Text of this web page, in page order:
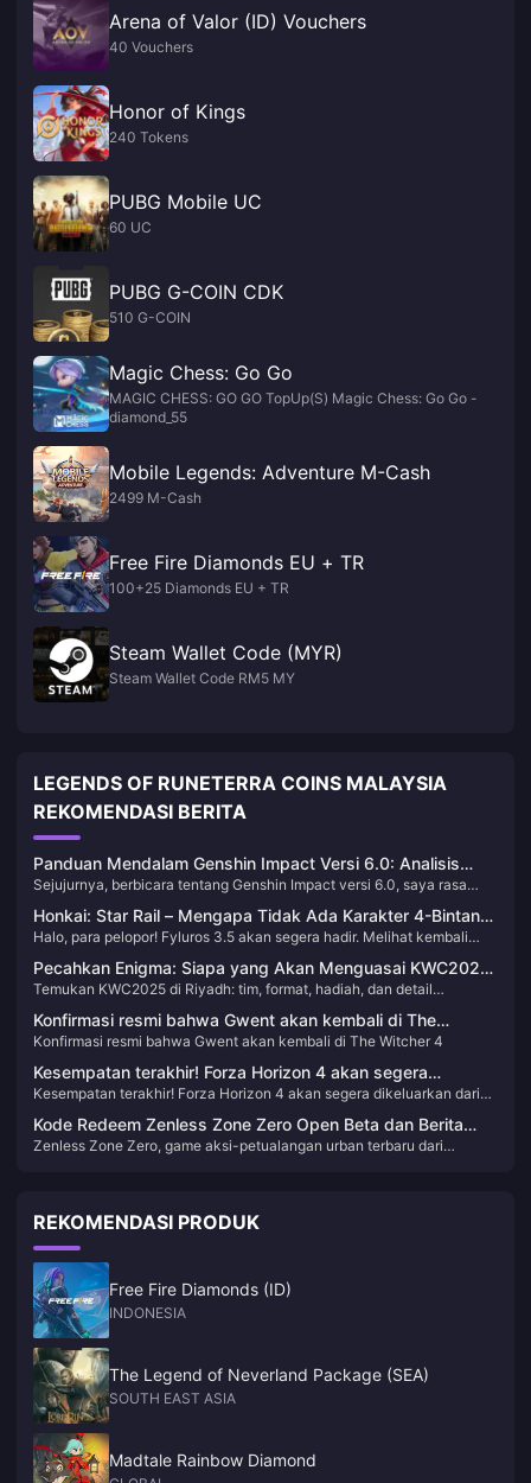
Arena of Valor (ID) Vouchers
40 Vouchers
Honor of Kings
240 Tokens
PUBG Mobile UC
60 UC
PUBG G-COIN CDK
510 G-COIN
Magic Chess: Go Go
MAGIC CHESS: GO GO TopUp(S) Magic Chess: Go Go -
diamond_55
Mobile Legends: Adventure M-Cash
2499 M-Cash
Free Fire Diamonds EU + TR
100+25 Diamonds EU + TR
Steam Wallet Code (MYR)
Steam Wallet Code RM5 MY
LEGENDS OF RUNETERRA COINS MALAYSIA
REKOMENDASI BERITA
Panduan Mendalam Genshin Impact Versi 6.0: Analisis
Lengkap Tanggal Rilis dan Strategi Gacha Lauma, Filins
Sejujurnya, berbicara tentang Genshin Impact versi 6.0, saya rasa
pada 10 September 2025 ini tidak hanya menghadirkan support
Dendro Lauma dan DPS utama Electro Filins, tetapi juga
menghadirkan rerun Nahida dan Yelan secara bersamaan—kombinasi
ini bisa dibilang sangat menjanjikan. Siaran pratinjau dijadwalkan
pada 29 Agustus, dan mekanisme reaksi bulan baru serta wilayah
Nordkalen juga sangat dinantikan.
Honkai: Star Rail – Mengapa Tidak Ada Karakter 4-Bintang
Baru di Versi 3.0? Masalah Produksi atau Hal Lain?
Halo, para pelopor! Fyluros 3.5 akan segera hadir. Melihat kembali
dirilis sejak Moetze. Mengapa demikian?
Pecahkan Enigma: Siapa yang Akan Menguasai KWC2025
di Riyadh?
Temukan KWC2025 di Riyadh: tim, format, hadiah, dan detail
Konfirmasi resmi bahwa Gwent akan kembali di The
Witcher 4
Konfirmasi resmi bahwa Gwent akan kembali di The Witcher 4
Kesempatan terakhir! Forza Horizon 4 akan segera
dikeluarkan dari rak
Kesempatan terakhir! Forza Horizon 4 akan segera dikeluarkan dari
Kode Redeem Zenless Zone Zero Open Beta dan Berita
Terbaru
Zenless Zone Zero, game aksi-petualangan urban terbaru dari
supernatural yang dikenal sebagai "Hollows ." Pemain akan memulai
baliknya
REKOMENDASI PRODUK
Free Fire Diamonds (ID)
INDONESIA
The Legend of Neverland Package (SEA)
SOUTH EAST ASIA
Madtale Rainbow Diamond